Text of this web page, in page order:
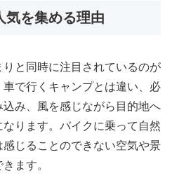
気を集める理由
と同時に注目されているのが
車で行くキャンプとは違い、必
み、風を感じながら目的地へ
ります。バイクに乗って自然
じることのできない空気や景
ます。